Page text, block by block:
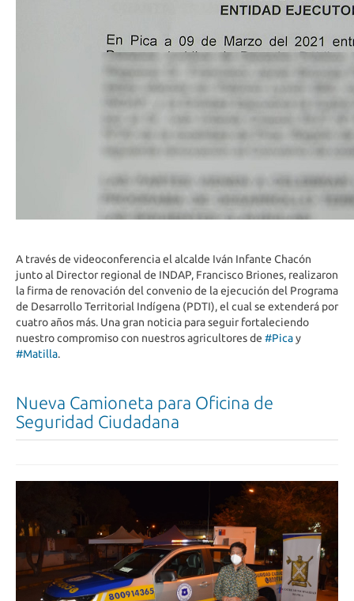
A través de videoconferencia el alcalde Iván Infante Chacón
junto al Director regional de INDAP, Francisco Briones, realizaron
la firma de renovación del convenio de la ejecución del Programa
de Desarrollo Territorial Indígena (PDTI), el cual se extenderá por
cuatro años más. Una gran noticia para seguir fortaleciendo
nuestro compromiso con nuestros agricultores de #Picay
#Matilla.
Nueva Camioneta para Oficina de
Seguridad Ciudadana